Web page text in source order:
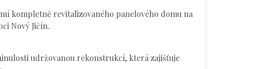
kompletně revitalizovaného panelového domu na
Nový Jičín.
udržovanou rekonstrukcí, která zajišťuje